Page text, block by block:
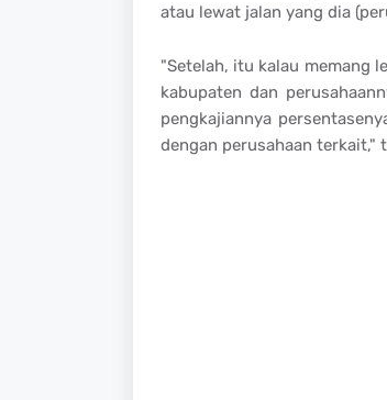
atau lewat jalan yang dia
"Setelah, itu kalau memang
kabupaten dan
pengkajiannya
dengan perusahaan terkait,"